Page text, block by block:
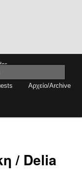
Αρχείο/Archive
/ Delia